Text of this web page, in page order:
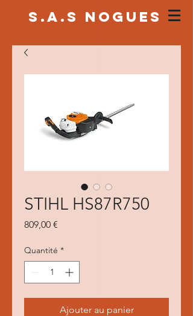
S.a.s NOGUES
STIHL HS87R750
809,00 €
Quantité *
Ajouter au panier